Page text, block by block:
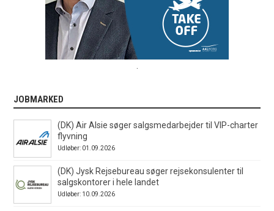
JOBMARKED
(DK) Air Alsie søger salgsmedarbejder til VIP-charter
flyvning
Udløber: 01.09.2026
(DK) Jysk Rejsebureau søger rejsekonsulenter til
salgskontorer i hele landet
Udløber: 10.09.2026